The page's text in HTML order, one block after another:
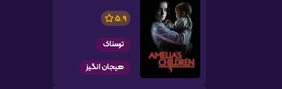
5.9
ترسناک
هیجان انگیز